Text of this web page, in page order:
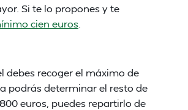
Si te lo propones y te
cien euros
él debes recoger el máximo de
podrás determinar el resto de
euros, puedes repartirlo de